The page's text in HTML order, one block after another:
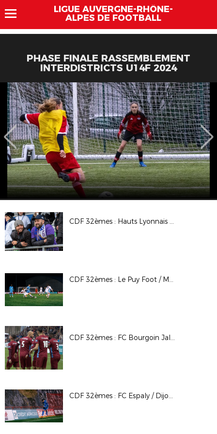
LIGUE AUVERGNE-RHÔNE-
ALPES DE FOOTBALL
PHASE FINALE RASSEMBLEMENT
INTERDISTRICTS U14F 2024
CDF 32èmes : Hauts Lyonnais / Toulouse FC
CDF 32èmes : Le Puy Foot / Montpellier HSC
CDF 32èmes : FC Bourgoin Jallieu / FC Martigues
CDF 32èmes : FC Espaly / Dijon FCO